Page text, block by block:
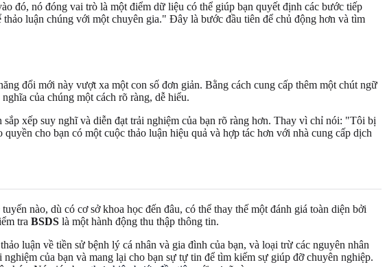
đó, nó đóng vai trò là một điểm dữ liệu có thể giúp bạn quyết định các bước tiếp
luận chúng với một chuyên gia." Đây là bước đầu tiên để chủ động hơn và tìm
đổi mới này vượt xa một con số đơn giản. Bằng cách cung cấp thêm một chút ngữ
của chúng một cách rõ ràng, dễ hiểu.
xếp suy nghĩ và diễn đạt trải nghiệm của bạn rõ ràng hơn. Thay vì chỉ nói: "Tôi bị
cho bạn có một cuộc thảo luận hiệu quả và hợp tác hơn với nhà cung cấp dịch
nào, dù có cơ sở khoa học đến đâu, có thể thay thế một đánh giá toàn diện bởi
tra BSDS là một hành động thu thập thông tin.
luận về tiền sử bệnh lý cá nhân và gia đình của bạn, và loại trừ các nguyên nhân
của bạn và mang lại cho bạn sự tự tin để tìm kiếm sự giúp đỡ chuyên nghiệp.